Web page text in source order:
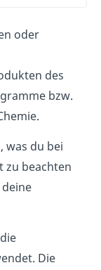
oder
des
bzw.
was du bei
zu beachten
deine
Die